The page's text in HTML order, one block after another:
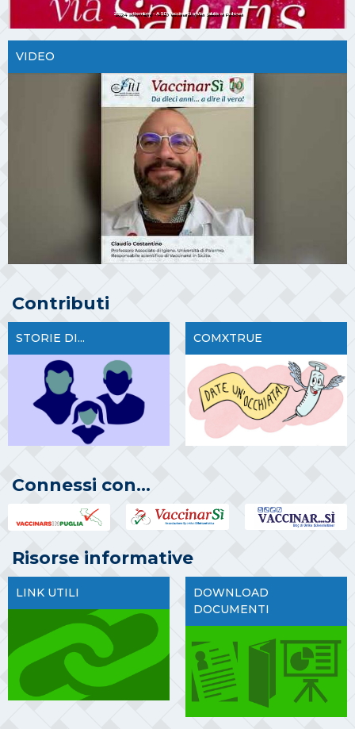
2024 settembre - ASD VaccinarSì a Via Salutis a Padova
VIDEO
Contributi
STORIE DI... COMXTRUE
Connessi con...
Risorse informative
LINK UTILI
DOWNLOAD
DOCUMENTI